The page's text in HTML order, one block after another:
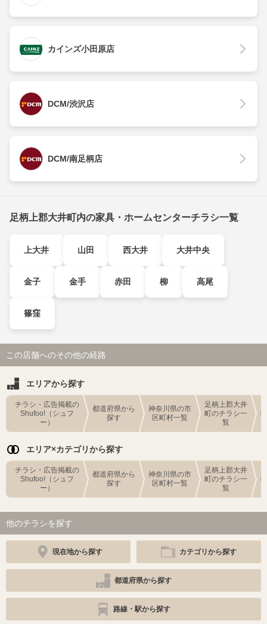
カインズ小田原店
DCM/渋沢店
DCM/南足柄店
足柄上郡大井町内の家具・ホームセンターチラシ一覧
上大井 山田 西大井 大井中央
金子 金手 赤田 柳 高尾
篠窪
この店舗へのその他の経路
エリアから探す
チラシ・広告掲載の
Shufoo!（シュフ
ー）
都道府県から
探す
神奈川県の市
区町村一覧
足柄上郡大井
町のチラシ一
覧
エリア×カテゴリから探す
チラシ・広告掲載の
Shufoo!（シュフ
ー）
都道府県から
探す
神奈川県の市
区町村一覧
足柄上郡大井
町のチラシ一
覧
他のチラシを探す
現在地から探す カテゴリから探す
都道府県から探す
路線・駅から探す